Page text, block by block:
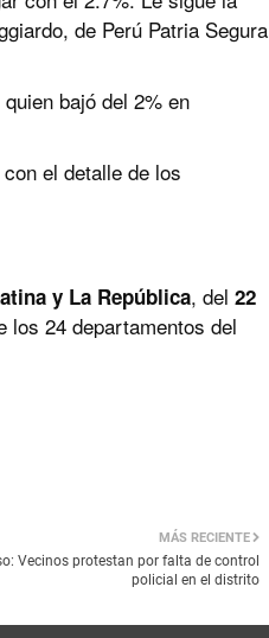
de Perú Patria Segura
bajó del 2% en
el detalle de los
y La República, del 22
los 24 departamentos del
MÁS RECIENTE
Vecinos protestan por falta de control
policial en el distrito